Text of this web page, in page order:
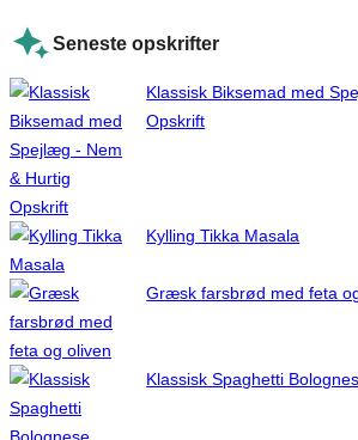
Seneste opskrifter
Klassisk Biksemad med
Opskrift
Kylling Tikka Masala
Græsk farsbrød med feta
Klassisk Spaghetti